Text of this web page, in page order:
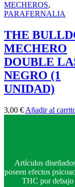
MECHEROS,
PARAFERNALIA
THE
MECHERO
DOUBLE
NEGRO (1
UNIDAD)
3,00 € Añadir al
Artículos
poseen efectos
THC por debajo